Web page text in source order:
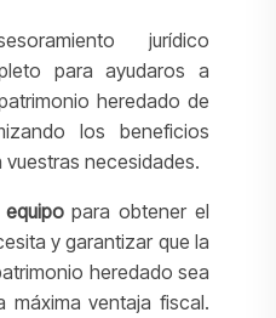
jurídico
para ayudaros a
heredado de
los beneficios
necesidades.
para obtener el
y garantizar que la
heredado sea
máxima ventaja fiscal.